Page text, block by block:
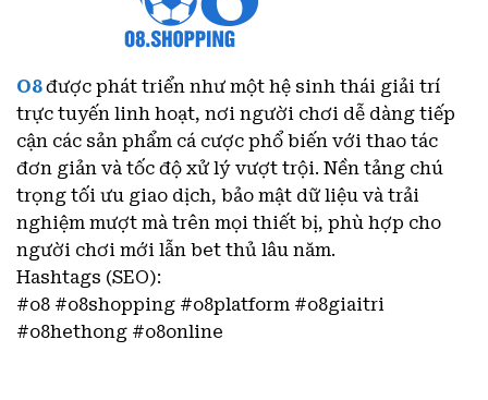
O8được phát triển như một hệ sinh thái giải trí
trực tuyến linh hoạt, nơi người chơi dễ dàng tiếp
cận các sản phẩm cá cược phổ biến với thao tác
đơn giản và tốc độ xử lý vượt trội. Nền tảng chú
trọng tối ưu giao dịch, bảo mật dữ liệu và trải
nghiệm mượt mà trên mọi thiết bị, phù hợp cho
người chơi mới lẫn bet thủ lâu năm.
Hashtags (SEO):
#o8 #o8shopping #o8platform #o8giaitri
#o8hethong #o8online